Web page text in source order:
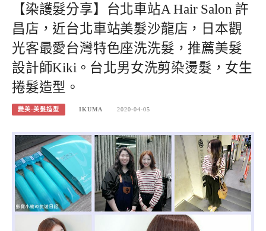
【染護髮分享】台北車站A Hair Salon 許
昌店，近台北車站美髮沙龍店，日本觀
光客最愛台灣特色座洗洗髮，推薦美髮
設計師Kiki。台北男女洗剪染燙髮，女生
捲髮造型。
變美-美髮造型 IKUMA 2020-04-05